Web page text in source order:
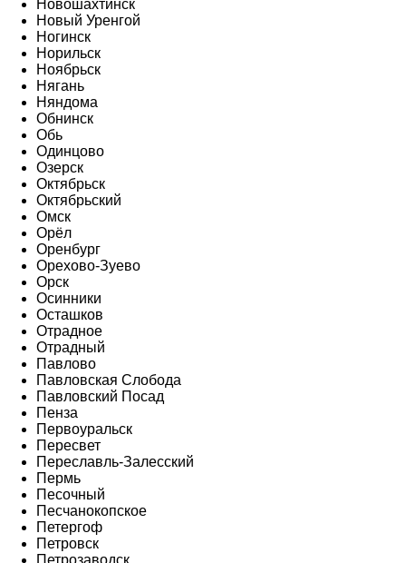
Новошахтинск
Новый Уренгой
Ногинск
Норильск
Ноябрьск
Нягань
Няндома
Обнинск
Обь
Одинцово
Озерск
Октябрьск
Октябрьский
Омск
Орёл
Оренбург
Орехово-Зуево
Орск
Осинники
Осташков
Отрадное
Отрадный
Павлово
Павловская Слобода
Павловский Посад
Пенза
Первоуральск
Пересвет
Переславль-Залесский
Пермь
Песочный
Песчанокопское
Петергоф
Петровск
Петрозаводск